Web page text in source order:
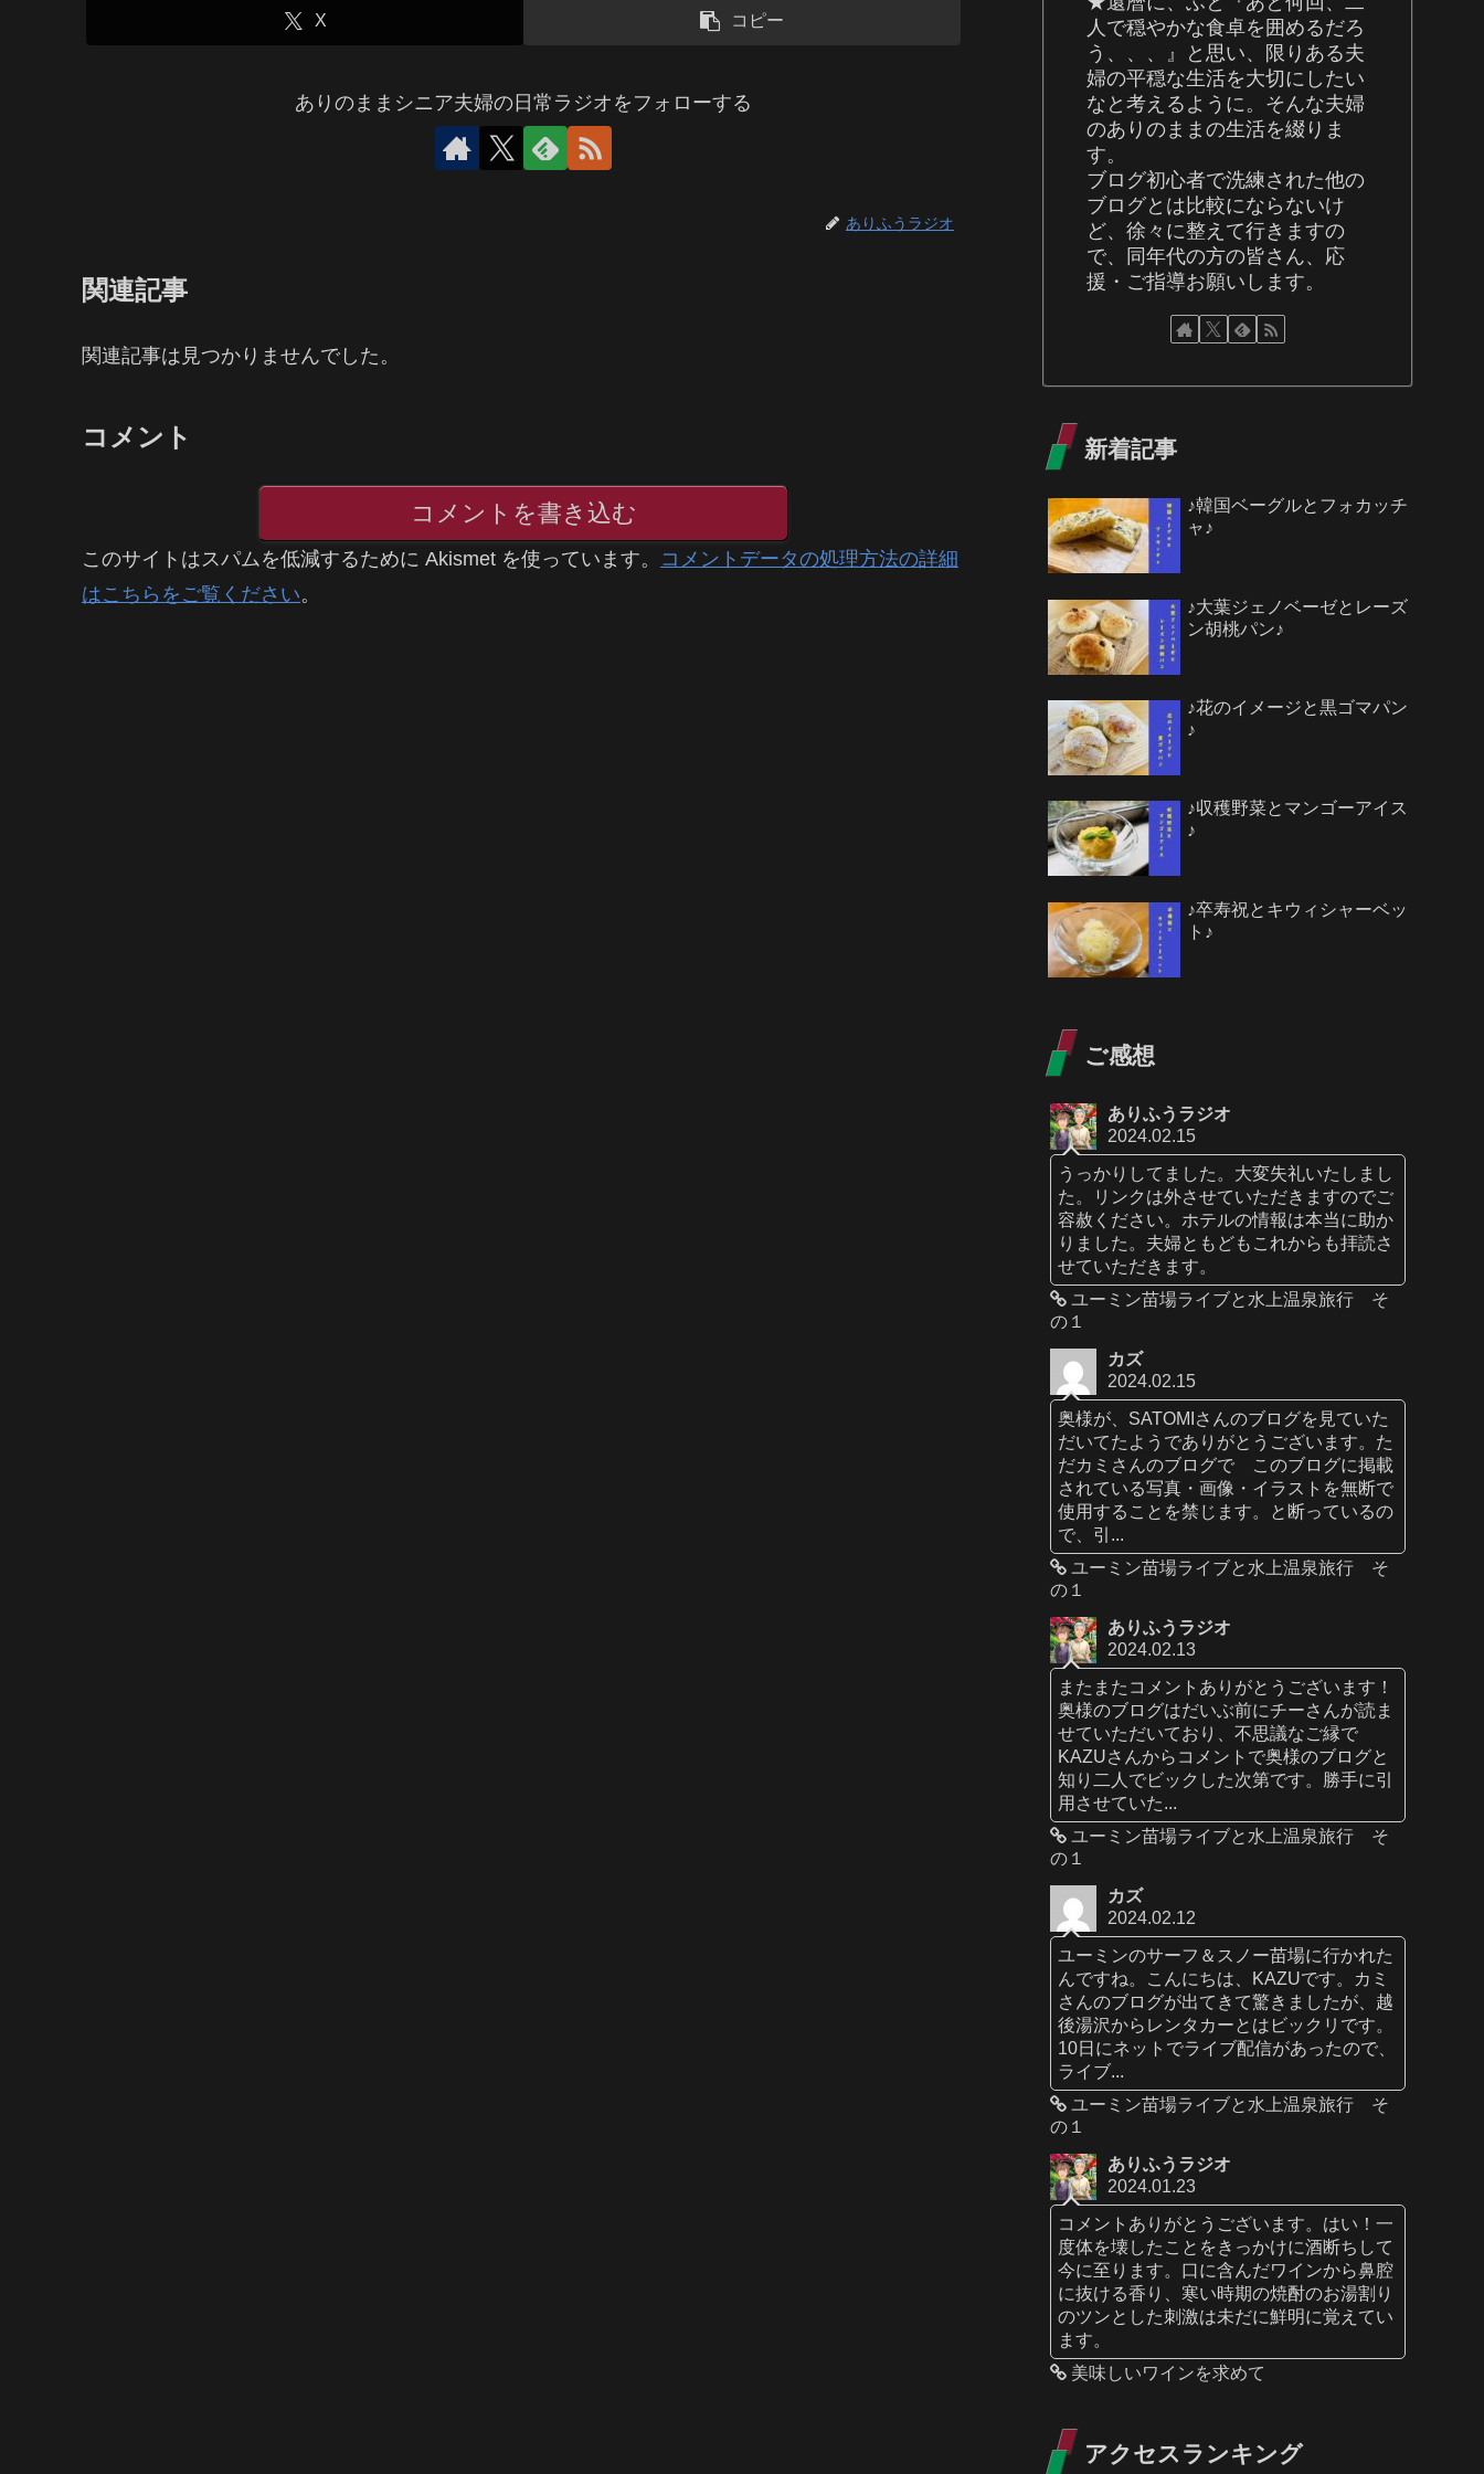
X コピー
ありのままシニア夫婦の日常ラジオをフォローする
ありふうラジオ
関連記事
関連記事は見つかりませんでした。
コメント
コメントを書き込む
このサイトはスパムを低減するために Akismet を使っています。 コメントデータの処理方法の詳細
はこちらをご覧ください。
人で穏やかな食卓を囲めるだろ
う、、、』と思い、限りある夫
婦の平穏な生活を大切にしたい
なと考えるように。そんな夫婦
のありのままの生活を綴りま
す。
ブログ初心者で洗練された他の
ブログとは比較にならないけ
ど、徐々に整えて行きますの
で、同年代の方の皆さん、応
援・ご指導お願いします。
新着記事
♪韓国ベーグルとフォカッチ
ャ♪
♪大葉ジェノベーゼとレーズ
ン胡桃パン♪
♪花のイメージと黒ゴマパン
♪
♪収穫野菜とマンゴーアイス
♪
♪卒寿祝とキウィシャーベッ
ト♪
ご感想
ありふうラジオ
2024.02.15
うっかりしてました。大変失礼いたしまし
た。リンクは外させていただきますのでご
容赦ください。ホテルの情報は本当に助か
りました。夫婦ともどもこれからも拝読さ
せていただきます。
ユーミン苗場ライブと水上温泉旅行 そ
の１
カズ
2024.02.15
奥様が、SATOMIさんのブログを見ていた
だいてたようでありがとうございます。た
だカミさんのブログで このブログに掲載
されている写真・画像・イラストを無断で
使用することを禁じます。と断っているの
で、引...
ユーミン苗場ライブと水上温泉旅行 そ
の１
ありふうラジオ
2024.02.13
またまたコメントありがとうございます！
奥様のブログはだいぶ前にチーさんが読ま
せていただいており、不思議なご縁で
KAZUさんからコメントで奥様のブログと
知り二人でビックした次第です。勝手に引
用させていた...
ユーミン苗場ライブと水上温泉旅行 そ
の１
カズ
2024.02.12
ユーミンのサーフ＆スノー苗場に行かれた
んですね。こんにちは、KAZUです。カミ
さんのブログが出てきて驚きましたが、越
後湯沢からレンタカーとはビックリです。
10日にネットでライブ配信があったので、
ライブ...
ユーミン苗場ライブと水上温泉旅行 そ
の１
ありふうラジオ
2024.01.23
コメントありがとうございます。はい！一
度体を壊したことをきっかけに酒断ちして
今に至ります。口に含んだワインから鼻腔
に抜ける香り、寒い時期の焼酎のお湯割り
のツンとした刺激は未だに鮮明に覚えてい
ます。
美味しいワインを求めて
アクセスランキング